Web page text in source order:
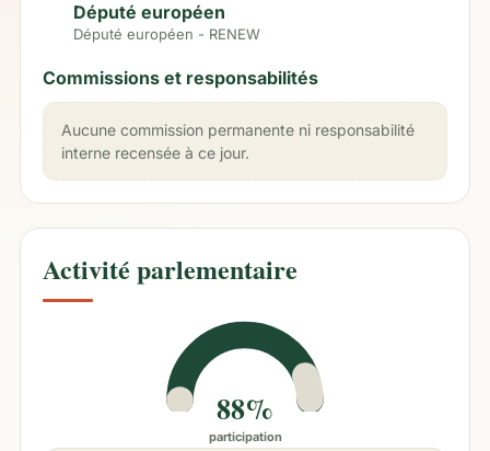
Député européen
Député européen - RENEW
Commissions et responsabilités
Aucune commission permanente ni responsabilité
interne recensée à ce jour.
Activité parlementaire
88%
participation